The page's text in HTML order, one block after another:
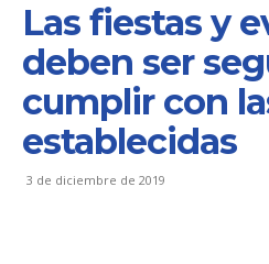
Las fiestas y
deben ser
cumplir con
establecidas
3 de diciembre de 2019